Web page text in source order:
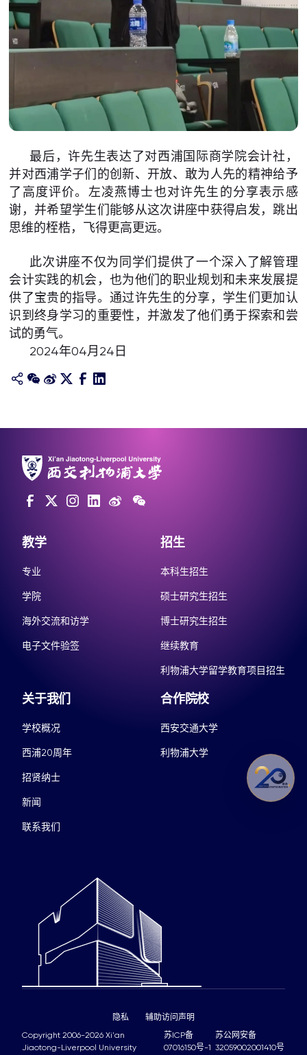
最后，许先生表达了对西浦国际商学院会计社，
并对西浦学子们的创新、开放、敢为人先的精神给予
了高度评价。左凌燕博士也对许先生的分享表示感
谢，并希望学生们能够从这次讲座中获得启发，跳出
思维的桎梏，飞得更高更远。
此次讲座不仅为同学们提供了一个深入了解管理
会计实践的机会，也为他们的职业规划和未来发展提
供了宝贵的指导。通过许先生的分享，学生们更加认
识到终身学习的重要性，并激发了他们勇于探索和尝
试的勇气。
2024年04月24日
教学
专业
学院
海外交流和访学
电子文件验签
招生
本科生招生
硕士研究生招生
博士研究生招生
继续教育
利物浦大学留学教育项目招生
关于我们
学校概况
西浦20周年
招贤纳士
新闻
联系我们
合作院校
西安交通大学
利物浦大学
Copyright 2006-2026 Xi'an
Jiaotong-Liverpool University
苏ICP备
07016150号-1
苏公网安备
32059002001410号
隐私 辅助访问声明